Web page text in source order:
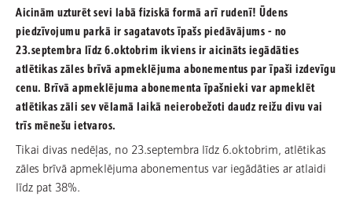
Aicinām uzturēt sevi labā fiziskā formā arī rudenī! Ūdens
piedzīvojumu parkā ir sagatavots īpašs piedāvājums - no
23.septembra līdz 6.oktobrim ikviens ir aicināts iegādāties
atlētikas zāles brīvā apmeklējuma abonementus par īpaši izdevīgu
cenu. Brīvā apmeklējuma abonementa īpašnieki var apmeklēt
atlētikas zāli sev vēlamā laikā neierobežoti daudz reižu divu vai
trīs mēnešu ietvaros.
Tikai divas nedēļas, no 23.septembra līdz 6.oktobrim, atlētikas
zāles brīvā apmeklējuma abonementus var iegādāties ar atlaidi
līdz pat 38%.